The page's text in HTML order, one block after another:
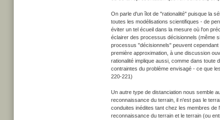
On parle d'un îlot de "rationalité" puisque la
toutes les modélisations scientifiques - de
éviter un tel écueil dans la mesure où l'on
éclairer des processus décisionnels (même
processus "décisionnels" peuvent
première approximation, à une discussion
rationalité implique aussi, comme dans toute
contraintes du problème envisagé - ce que
220-221)
Un autre type de distanciation nous semble
reconnaissance du terrain, il n'est pas le
conduites inédites tant chez les membres
reconnaissance du terrain et le terrain (ou